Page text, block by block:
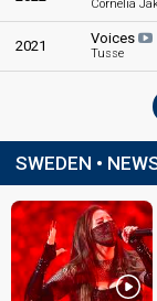
Cornelia
2021 Voices
Tusse
SWEDEN •